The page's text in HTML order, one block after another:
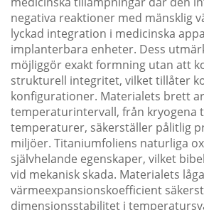
negativa reaktioner med mänsklig
lyckad integration i medicinska
implanterbara enheter. Dess
möjliggör exakt formning utan att
strukturell integritet, vilket tillåter
konfigurationer. Materialets brett
temperaturintervall, från kryogena
temperaturer, säkerställer pålitlig
miljöer. Titaniumfoliens naturliga
självhelande egenskaper, vilket
vid mekanisk skada. Materialets låga
värmeexpansionskoefficient
dimensionsstabilitet i